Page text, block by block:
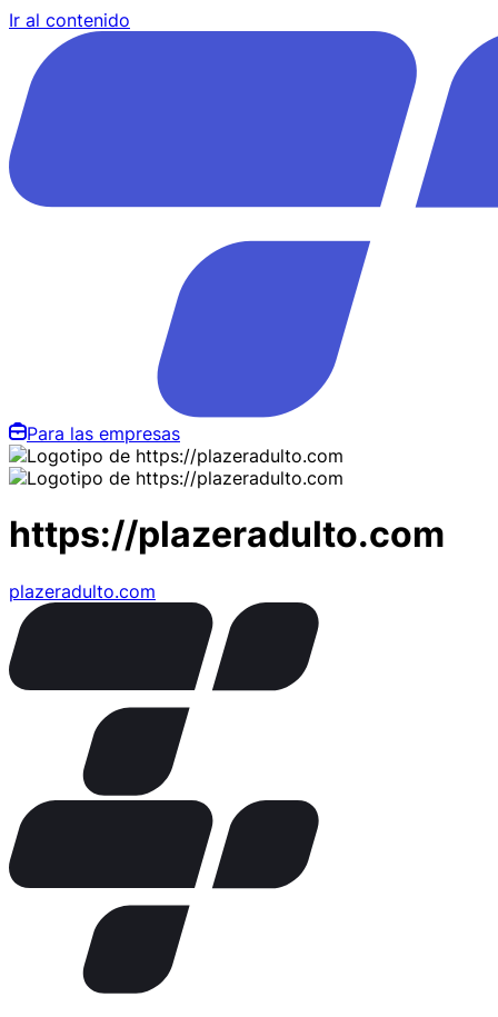
Ir al contenido
Para las empresas
https://plazeradulto.com
plazeradulto.com